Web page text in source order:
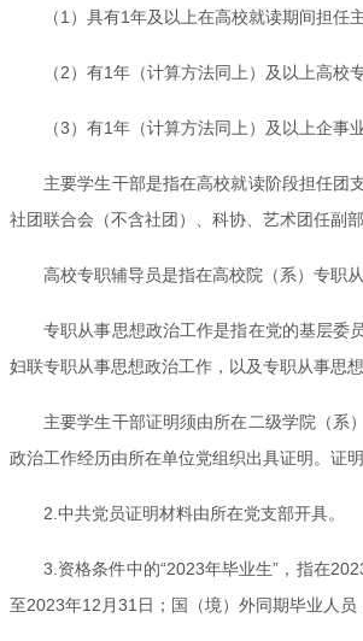
（1）具有1年及以上在高校就读期间担
（2）有1年（计算方法同上）及以上高
（3）有1年（计算方法同上）及以上企
主要学生干部是指在高校就读阶段担任团
社团联合会（不含社团）、科协、艺术团任副
高校专职辅导员是指在高校院（系）专职
专职从事思想政治工作是指在党的基层委
妇联专职从事思想政治工作，以及专职从事思
主要学生干部证明须由所在二级学院（系
政治工作经历由所在单位党组织出具证明。证
2.中共党员证明材料由所在党支部开具。
3.资格条件中的“2023年毕业生”，指在
至2023年12月31日；国（境）外同期毕业人